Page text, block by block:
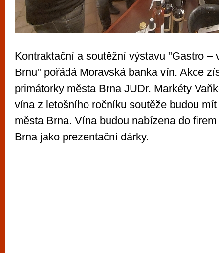
Kontraktační a soutěžní výstavu "Gastro –
Brnu" pořádá Moravská banka vín. Akce
primátorky města Brna JUDr. Markéty
vína z letošního ročníku soutěže budou
města Brna. Vína budou nabízena do
Brna jako prezentační dárky.